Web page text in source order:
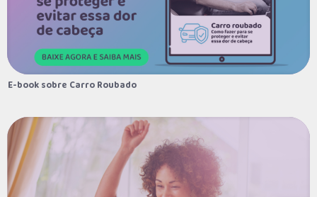
E-book sobre Carro Roubado
Eu li e concordo com a Política de Privacidade.
E-book sobre Carro Roubado